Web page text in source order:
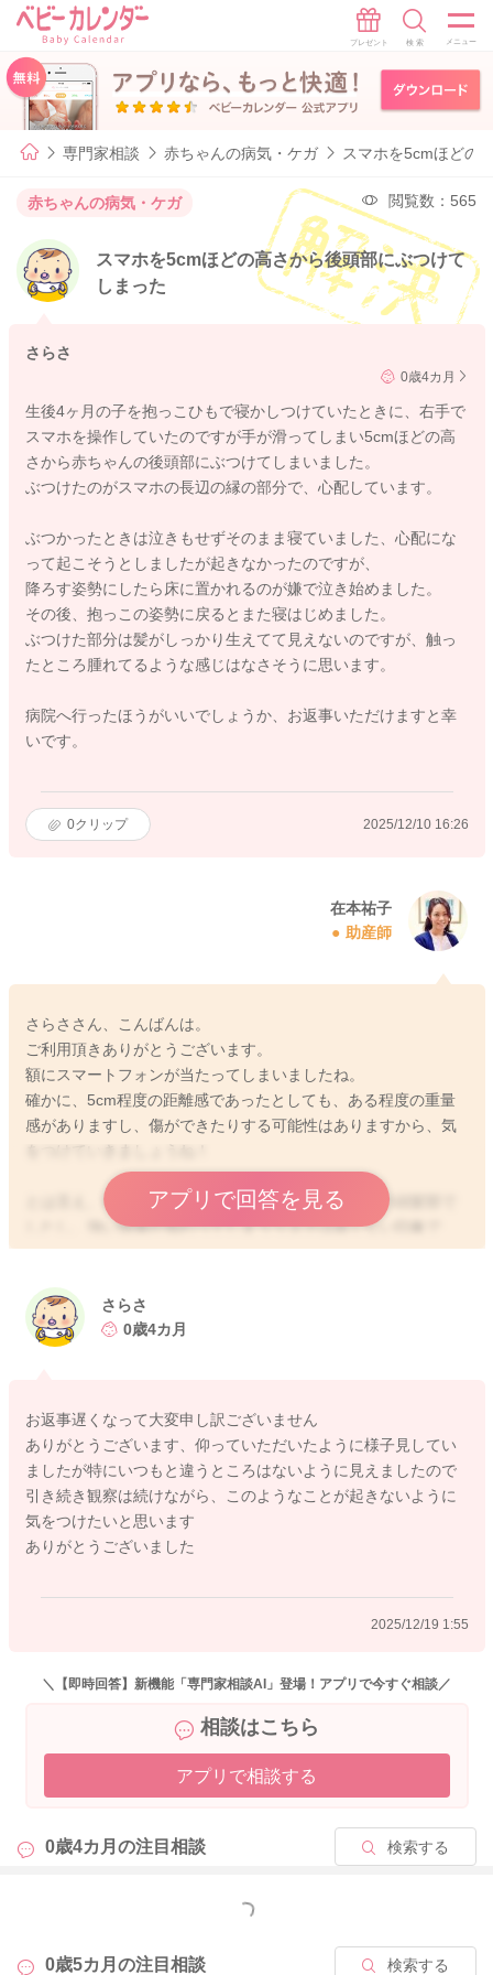
専門家相談 赤ちゃんの病気・ケガ スマホを5cmほどの
赤ちゃんの病気・ケガ 閲覧数：565
スマホを5cmほどの高さから後頭部にぶつけて
しまった
さらさ
0歳4カ月
生後4ヶ月の子を抱っこひもで寝かしつけていたときに、右手で
スマホを操作していたのですが手が滑ってしまい5cmほどの高
さから赤ちゃんの後頭部にぶつけてしまいました。
ぶつけたのがスマホの長辺の縁の部分で、心配しています。
ぶつかったときは泣きもせずそのまま寝ていました、心配にな
って起こそうとしましたが起きなかったのですが、
降ろす姿勢にしたら床に置かれるのが嫌で泣き始めました。
その後、抱っこの姿勢に戻るとまた寝はじめました。
ぶつけた部分は髪がしっかり生えてて見えないのですが、触っ
たところ腫れてるような感じはなさそうに思います。
病院へ行ったほうがいいでしょうか、お返事いただけますと幸
いです。
0クリップ 2025/12/10 16:26
在本祐子
助産師
さらささん、こんばんは。
ご利用頂きありがとうございます。
額にスマートフォンが当たってしまいましたね。
確かに、5cm程度の距離感であったとしても、ある程度の重量
感がありますし、傷ができたりする可能性はありますから、気
とは言え、幸い距離も短いケースでした！赤ちゃんの頭髪部で
したし、強い損傷が加わってしまうリスクは高くない印象で
す。基本的には、様子見で良いと思いますよ。
いつもと違うご様子がある場合には、医師にもご相談ください
ね。
アプリで回答を見る
2025/12/10 23:30
さらさ
0歳4カ月
お返事遅くなって大変申し訳ございません
ありがとうございます、仰っていただいたように様子見してい
ましたが特にいつもと違うところはないように見えましたので
引き続き観察は続けながら、このようなことが起きないように
気をつけたいと思います
ありがとうございました
2025/12/19 1:55
＼【即時回答】新機能「専門家相談AI」登場！アプリで今すぐ相談／
相談はこちら
アプリで相談する
0歳4カ月の注目相談 検索する
もっと見る
0歳5カ月の注目相談 検索する